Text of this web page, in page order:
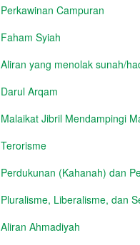
Perkawinan Campuran
Faham Syiah
Aliran yang menolak sunah/
Darul Arqam
Malaikat Jibril Mendampingi
Terorisme
Perdukunan (Kahanah) dan
Pluralisme, Liberalisme, dan
Aliran Ahmadiyah